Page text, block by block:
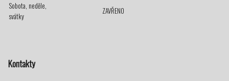
Sobota, neděle,
svátky
ZAVŘENO
Kontakty